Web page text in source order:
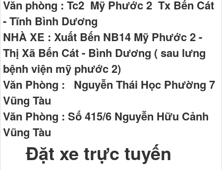
Văn phòng : Tc2 Mỹ Phước 2 Tx Bến Cát
- Tĩnh Bình Dương
NHÀ XE : Xuất Bến NB14 Mỹ Phước 2 -
Thị Xã Bến Cát - Bình Dương ( sau lưng
bệnh viện mỹ phước 2)
Văn Phòng : Nguyễn Thái Học Phường 7
Vũng Tàu
Văn Phòng : Số 415/6 Nguyễn Hữu Cảnh
Vũng Tàu
Đặt xe trực tuyến